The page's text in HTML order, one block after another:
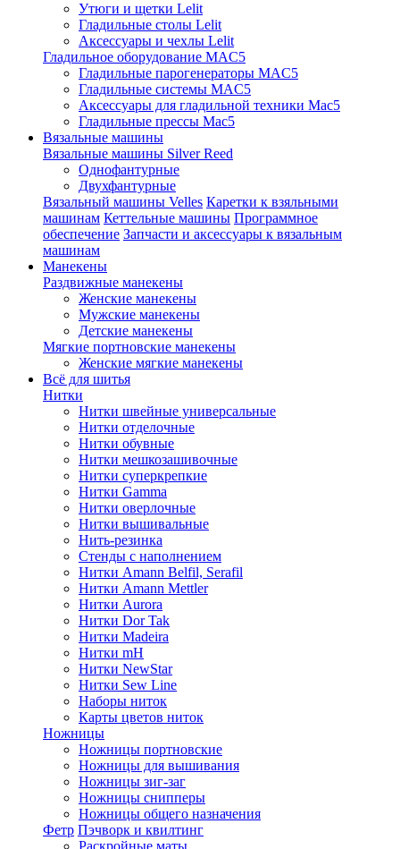
Утюги и щетки Lelit
Гладильные столы Lelit
Аксессуары и чехлы Lelit
Гладильное оборудование MAC5
Гладильные парогенераторы MAC5
Гладильные системы MAC5
Аксессуары для гладильной техники Mac5
Гладильные прессы Mac5
Вязальные машины
Вязальные машины Silver Reed
Однофантурные
Двухфантурные
Вязальный машины Velles Каретки к взяльными
машинам Кеттельные машины Программное
обеспечение Запчасти и аксессуары к вязальным
машинам
Манекены
Раздвижные манекены
Женские манекены
Мужские манекены
Детские манекены
Мягкие портновские манекены
Женские мягкие манекены
Всё для шитья
Нитки
Нитки швейные универсальные
Нитки отделочные
Нитки обувные
Нитки мешкозашивочные
Нитки суперкрепкие
Нитки Gamma
Нитки оверлочные
Нитки вышивальные
Нить-резинка
Стенды с наполнением
Нитки Amann Belfil, Serafil
Нитки Amann Mettler
Нитки Aurora
Нитки Dor Tak
Нитки Madeira
Нитки mH
Нитки NewStar
Нитки Sew Line
Наборы ниток
Карты цветов ниток
Ножницы
Ножницы портновские
Ножницы для вышивания
Ножницы зиг-заг
Ножницы снипперы
Ножницы общего назначения
Фетр Пэчворк и квилтинг
Раскройные маты